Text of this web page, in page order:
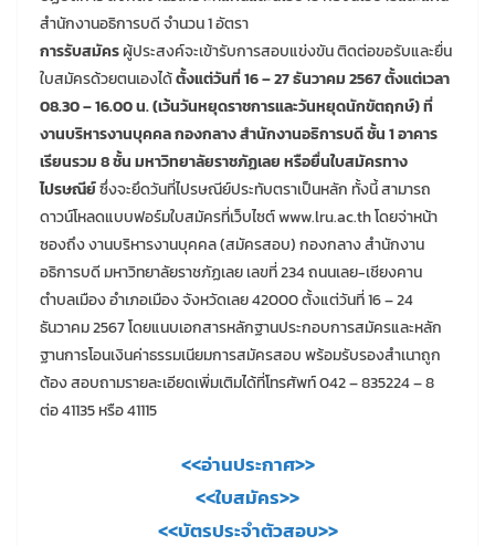
สำนักงานอธิการบดี จำนวน 1 อัตรา
การรับสมัครผู้ประสงค์จะเข้ารับการสอบแข่งขัน ติดต่อขอรับและยื่น
ใบสมัครด้วยตนเองได้ตั้งแต่วันที่ 16 – 27 ธันวาคม 2567 ตั้งแต่เวลา
08.30 – 16.00 น. (เว้นวันหยุดราชการและวันหยุดนักขัตฤกษ์) ที่
งานบริหารงานบุคคล กองกลาง สำนักงานอธิการบดี ชั้น 1 อาคาร
เรียนรวม 8 ชั้น มหาวิทยาลัยราชภัฏเลย หรือยื่นใบสมัครทาง
ไปรษณีย์ซึ่งจะยึดวันที่ไปรษณีย์ประทับตราเป็นหลัก ทั้งนี้ สามารถ
ดาวน์โหลดแบบฟอร์มใบสมัครที่เว็บไซต์ www.lru.ac.th โดยจ่าหน้า
ซองถึง งานบริหารงานบุคคล (สมัครสอบ) กองกลาง สำนักงาน
อธิการบดี มหาวิทยาลัยราชภัฏเลย เลขที่ 234 ถนนเลย-เชียงคาน
ตำบลเมือง อำเภอเมือง จังหวัดเลย 42000 ตั้งแต่วันที่ 16 – 24
ธันวาคม 2567 โดยแนบเอกสารหลักฐานประกอบการสมัครและหลัก
ฐานการโอนเงินค่าธรรมเนียมการสมัครสอบ พร้อมรับรองสำเนาถูก
ต้อง สอบถามรายละเอียดเพิ่มเติมได้ที่โทรศัพท์ 042 – 835224 – 8
ต่อ 41135 หรือ 41115
<<อ่านประกาศ>>
<<ใบสมัคร>>
<<บัตรประจำตัวสอบ>>